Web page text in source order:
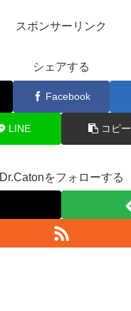
スポンサーリンク
シェアする
Facebook
LINE コピー
Dr.Catonをフォローする